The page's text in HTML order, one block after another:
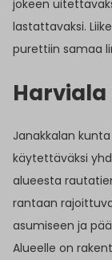
jokeen
lastattavaksi.
purettiin samaa
Janakkalan
käytettäväksi
alueesta
rantaan
asumiseen ja
Alueelle on